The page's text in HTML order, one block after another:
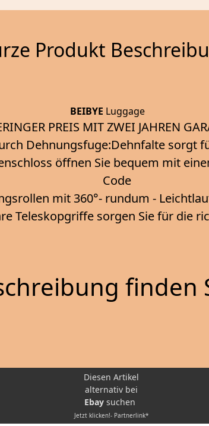
Produkt
BEIBYE Luggage
PREIS MIT ZWEI JAHREN
Dehnungsfuge:Dehnfalte sorgt
öffnen Sie bequem mit
Code
mit 360°- rundum -
Teleskopgriffe sorgen Sie für die
finden
Diesen Artikel
alternativ bei
Ebay suchen
Jetzt klicken!- Partnerlink*